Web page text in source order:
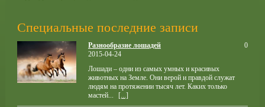
Специальные последние записи
Разнообразие лошадей
2015-04-24
Лошади – одни из самых умных и красивых
животных на Земле. Они верой и правдой служат
людям на протяжении тысяч лет. Каких только
мастей...
[...]
0